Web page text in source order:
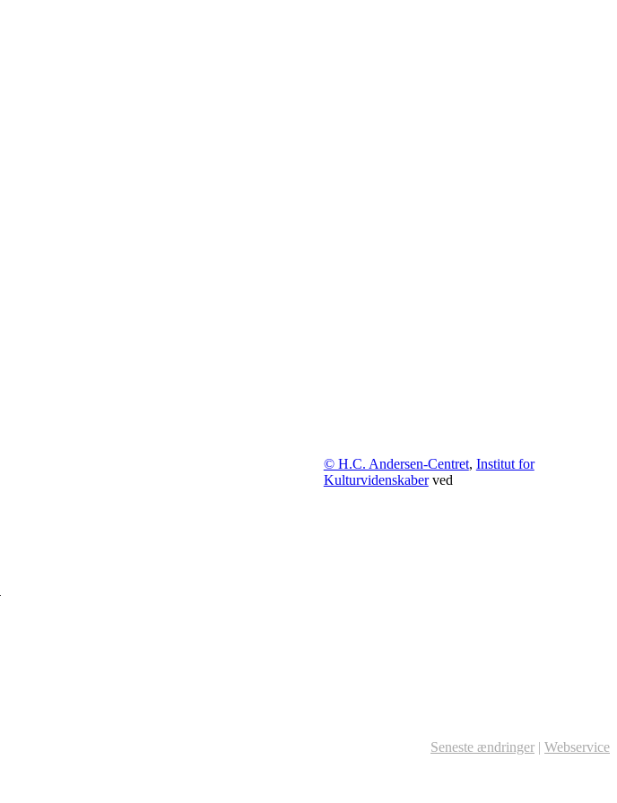
© H.C. Andersen-Centret, Institut for
Kulturvidenskaberved
Seneste ændringer | Webservice